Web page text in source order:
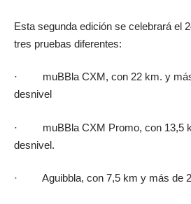
Esta segunda edición se celebrará el
tres pruebas diferentes:
· muBBla CXM, con 22 km. y más
desnivel
· muBBla CXM Promo, con 13,5
desnivel.
· Aguibbla, con 7,5 km y más de